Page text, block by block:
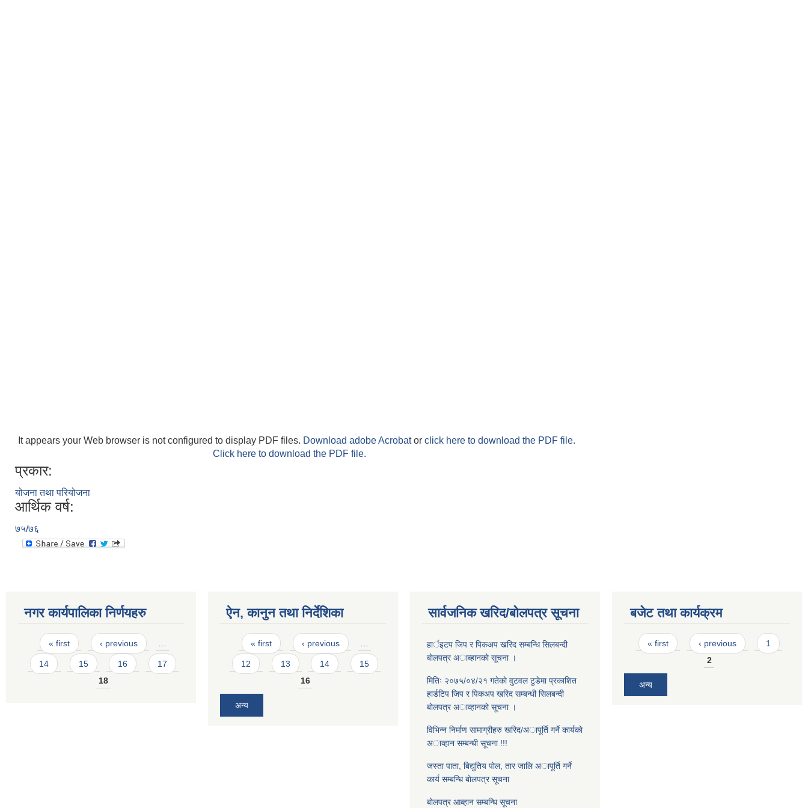
It appears your Web browser is not configured to display PDF files. Download adobe Acrobator click here to download the PDF file.
Click here to download the PDF file.
प्रकार:
योजना तथा परियोजना
आर्थिक वर्ष:
७५/७६
नगर कार्यपालिका निर्णयहरु
Pages
« first ‹ previous
14 15 16
17
18
ऐन, कानुन तथा निर्देशिका
Pages
« first ‹ previous
12 13 14
15
16
अन्य
सार्वजनिक खरिद/बोलपत्र सूचना
हार्इटप जिप र पिकअप खरिद सम्बन्धि सिलबन्दी
बाेलपत्र अाब्हानकाे सूचना ।
मितिः २०७५/०४/२१ गतेकाे वुटवल टुडेमा प्रकाशित
हार्डटिप जिप र पिकअप खरिद सम्बन्धी सिलबन्दी
बाेलपत्र अाव्हानकाे सूचना ।
विभिन्न निर्माण सामाग्रीहरु खरिद/अापूर्ति गर्ने कार्यकाे
अाव्हान सम्बन्धी सूचना !!!
जस्ता पाता, बिद्युतिय पाेल, तार जालि अापूर्ति गर्ने
कार्य सम्बन्धि बाेलपत्र सूचना
बोलपत्र आब्हान सम्बन्धि सूचना
बजेट तथा कार्यक्रम
Pages
« first ‹ previous
1
2
अन्य